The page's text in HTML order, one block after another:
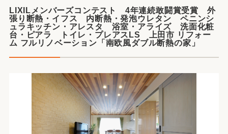
LIXILメンバーズコンテスト 4年連続敢闘賞受賞 外
張り断熱・イフス 内断熱・発泡ウレタン ペニンシ
ュラキッチン・アレスタ 浴室・アライズ 洗面化粧
台・ピアラ トイレ・プレアスLS 上田市 リフォー
ム フルリノベーション「南欧風ダブル断熱の家」